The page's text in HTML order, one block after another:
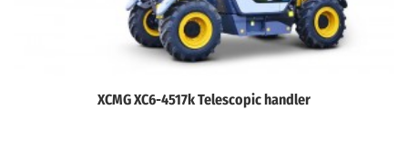
Дэлгэрэнгүй
XCMG XC6-4517k Telescopic handler